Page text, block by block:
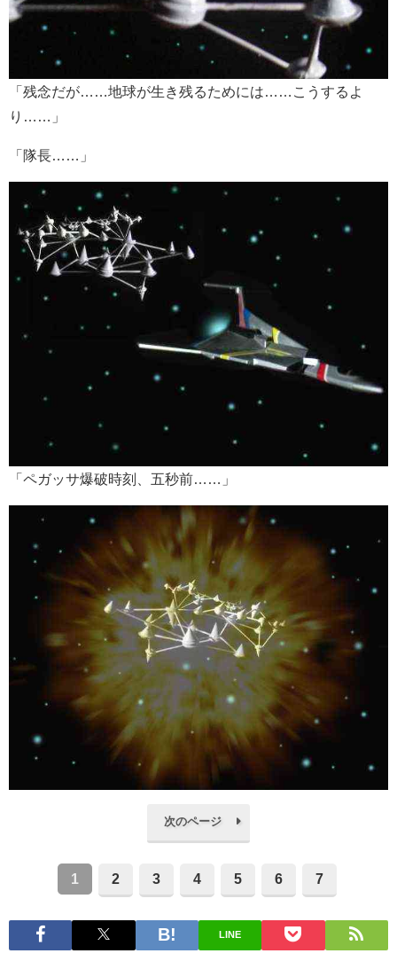
「残念だが……地球が生き残るためには……こうするよ
り……」
「隊長……」
「ペガッサ爆破時刻、五秒前……」
次のページ
1 2 3 4 5 6 7
LINE